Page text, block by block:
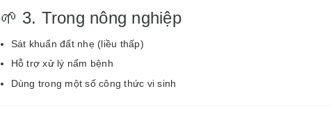
🌱 3. Trong nông nghiệp
Sát khuẩn đất nhẹ (liều thấp)
Hỗ trợ xử lý nấm bệnh
Dùng trong một số công thức vi sinh